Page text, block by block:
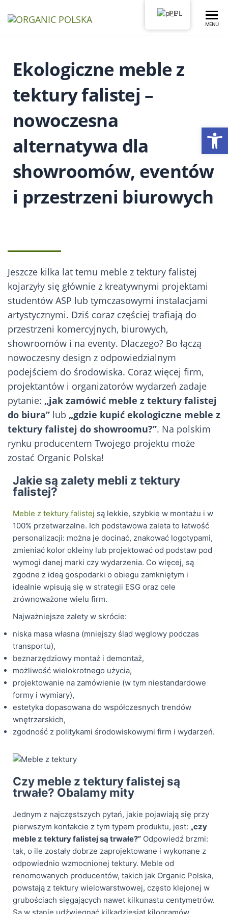
Organic
Polska
MENU
Ekologiczne meble z
tektury falistej –
nowoczesna
alternatywa dla
showroomów, eventów
i przestrzeni biurowych
Jeszcze kilka lat temu meble z tektury falistej
kojarzyły się głównie z kreatywnymi projektami
studentów ASP lub tymczasowymi instalacjami
artystycznymi. Dziś coraz częściej trafiają do
przestrzeni komercyjnych, biurowych,
showroomów i na eventy. Dlaczego? Bo łączą
nowoczesny design z odpowiedzialnym
podejściem do środowiska. Coraz więcej firm,
projektantów i organizatorów wydarzeń zadaje
pytanie: „jak zamówić meble z tektury falistej
do biura” lub „gdzie kupić ekologiczne meble z
tektury falistej do showroomu?”. Na polskim
rynku producentem Twojego projektu może
zostać Organic Polska!
Jakie są zalety mebli z tektury
falistej?
Meble z tektury falistej są lekkie, szybkie w montażu i w
100% przetwarzalne. Ich podstawowa zaleta to łatwość
personalizacji: można je docinać, znakować logotypami,
zmieniać kolor okleiny lub projektować od podstaw pod
wymogi danej marki czy wydarzenia. Co więcej, są
zgodne z ideą gospodarki o obiegu zamkniętym i
idealnie wpisują się w strategii ESG oraz cele
zrównoważone wielu firm.
Najważniejsze zalety w skrócie:
niska masa własna (mniejszy ślad węglowy podczas
transportu),
beznarzędziowy montaż i demontaż,
możliwość wielokrotnego użycia,
projektowanie na zamówienie (w tym niestandardowe
formy i wymiary),
estetyka dopasowana do współczesnych trendów
wnętrzarskich,
zgodność z politykami środowiskowymi firm i wydarzeń.
Czy meble z tektury falistej są
trwałe? Obalamy mity
Jednym z najczęstszych pytań, jakie pojawiają się przy
pierwszym kontakcie z tym typem produktu, jest: „czy
meble z tektury falistej są trwałe?” Odpowiedź brzmi:
tak, o ile zostały dobrze zaprojektowane i wykonane z
odpowiednio wzmocnionej tektury. Meble od
renomowanych producentów, takich jak Organic Polska,
powstają z tektury wielowarstwowej, często klejonej w
grubościach sięgających nawet kilkunastu centymetrów.
Są w stanie udźwięgnąć kilkadziesiąt kilogramów,
PL